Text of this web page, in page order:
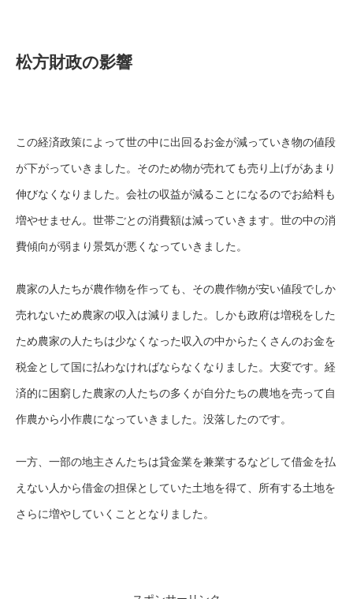
松方財政の影響
この経済政策によって世の中に出回るお金が減っていき物の値段
が下がっていきました。そのため物が売れても売り上げがあまり
伸びなくなりました。会社の収益が減ることになるのでお給料も
増やせません。世帯ごとの消費額は減っていきます。世の中の消
費傾向が弱まり景気が悪くなっていきました。
農家の人たちが農作物を作っても、その農作物が安い値段でしか
売れないため農家の収入は減りました。しかも政府は増税をした
ため農家の人たちは少なくなった収入の中からたくさんのお金を
税金として国に払わなければならなくなりました。大変です。経
済的に困窮した農家の人たちの多くが自分たちの農地を売って自
作農から小作農になっていきました。没落したのです。
一方、一部の地主さんたちは貸金業を兼業するなどして借金を払
えない人から借金の担保としていた土地を得て、所有する土地を
さらに増やしていくこととなりました。